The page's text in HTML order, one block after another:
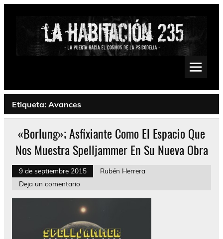
Saltar
Psychedelic, Stoner, Doom, Sludge, Fuzz, Space, Drone
Etiqueta: Avances
«Borlung»; Asfixiante Como El Espacio Que
Nos Muestra Spelljammer En Su Nueva Obra
9 de septiembre 2015
Rubén Herrera
Deja un comentario